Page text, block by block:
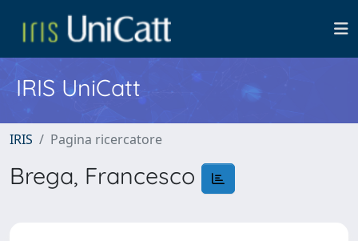
IRIS UniCatt
IRIS Pagina ricercatore
Brega, Francesco